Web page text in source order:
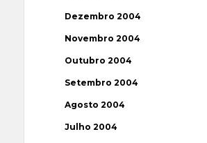
Dezembro 2004
Novembro 2004
Outubro 2004
Setembro 2004
Agosto 2004
Julho 2004